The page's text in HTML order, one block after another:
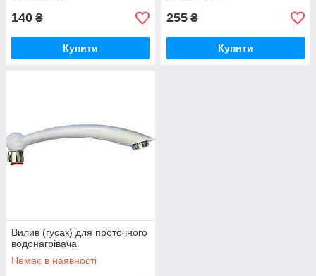
140 ₴
Купити
255 ₴
Купити
Вилив (гусак) для проточного
водонагрівача
Немає в наявності